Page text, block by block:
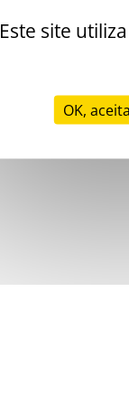
Shorts E4
Shorts E5
Stago
Este site
OK,